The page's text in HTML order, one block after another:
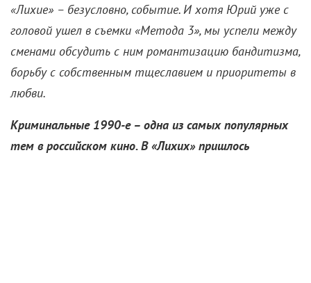
«Лихие» – безусловно, событие. И хотя Юрий уже с
головой ушел в съемки «Метода 3», мы успели между
сменами обсудить с ним романтизацию бандитизма,
борьбу с собственным тщеславием и приоритеты в
любви.
Криминальные 1990-е – одна из самых популярных
тем в российском кино. В «Лихих» пришлось